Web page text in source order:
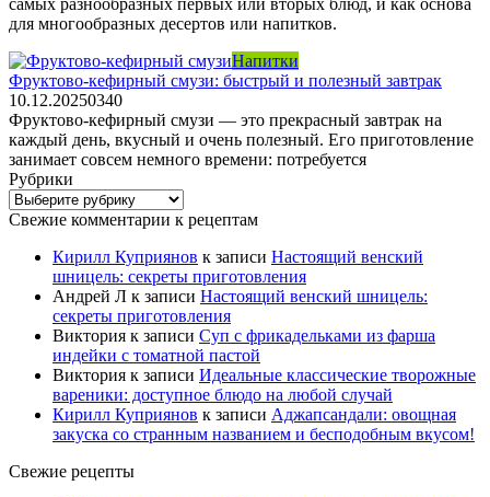
для многообразных десертов или напитков.
Напитки
Фруктово-кефирный смузи: быстрый и полезный завтрак
10.12.20250340
Фруктово-кефирный смузи — это прекрасный завтрак на
каждый день, вкусный и очень полезный. Его приготовление
занимает совсем немного времени: потребуется
Рубрики
Рубрики
Свежие комментарии к рецептам
Кирилл Куприянов к записи Настоящий венский
шницель: секреты приготовления
Андрей Л к записи Настоящий венский шницель:
секреты приготовления
Виктория к записи Суп с фрикадельками из фарша
индейки с томатной пастой
Виктория к записи Идеальные классические творожные
вареники: доступное блюдо на любой случай
Кирилл Куприянов к записи Аджапсандали: овощная
закуска со странным названием и бесподобным вкусом!
Свежие рецепты